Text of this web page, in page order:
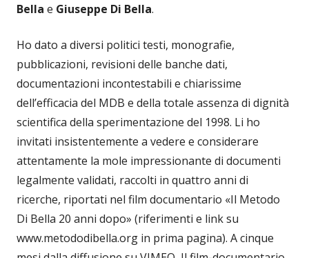
Bella e Giuseppe Di Bella.
Ho dato a diversi politici testi, monografie,
pubblicazioni, revisioni delle banche dati,
documentazioni incontestabili e chiarissime
dell’efficacia del MDB e della totale assenza di dignità
scientifica della sperimentazione del 1998. Li ho
invitati insistentemente a vedere e considerare
attentamente la mole impressionante di documenti
legalmente validati, raccolti in quattro anni di
ricerche, riportati nel film documentario «Il Metodo
Di Bella 20 anni dopo» (riferimenti e link su
www.metododibella.org in prima pagina). A cinque